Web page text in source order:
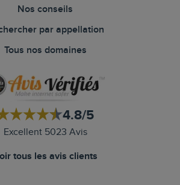
Nos conseils
par appellation
Tous nos domaines
4.8/5
Excellent 5023 Avis
tous les avis clients